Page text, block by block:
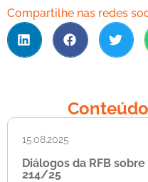
Compartilhe nas redes
15.08.2025
Diálogos da RFB
214/25